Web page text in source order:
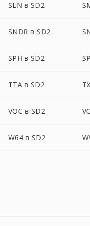
SLN в SD2
SNDR в SD2
SPH в SD2
TTA в SD2
VOC в SD2
W64 в SD2